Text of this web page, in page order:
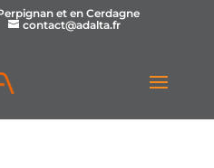
et en Cerdagne
contact@adalta.fr